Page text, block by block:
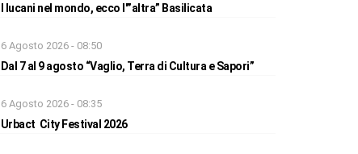
I lucani nel mondo, ecco l'”altra” Basilicata
6 Agosto 2026 - 08:50
Dal 7 al 9 agosto “Vaglio, Terra di Cultura e Sapori”
6 Agosto 2026 - 08:35
Urbact City Festival 2026